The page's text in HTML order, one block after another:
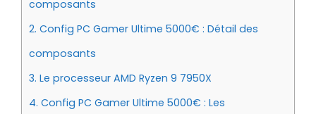
composants
2. Config PC Gamer Ultime 5000€ : Détail des
composants
3. Le processeur AMD Ryzen 9 7950X
4. Config PC Gamer Ultime 5000€ : Les